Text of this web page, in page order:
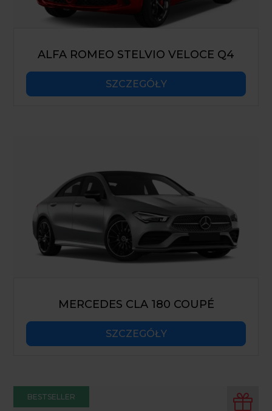
ALFA ROMEO STELVIO VELOCE Q4
SZCZEGÓŁY
MERCEDES CLA 180 COUPÉ
SZCZEGÓŁY
BESTSELLER